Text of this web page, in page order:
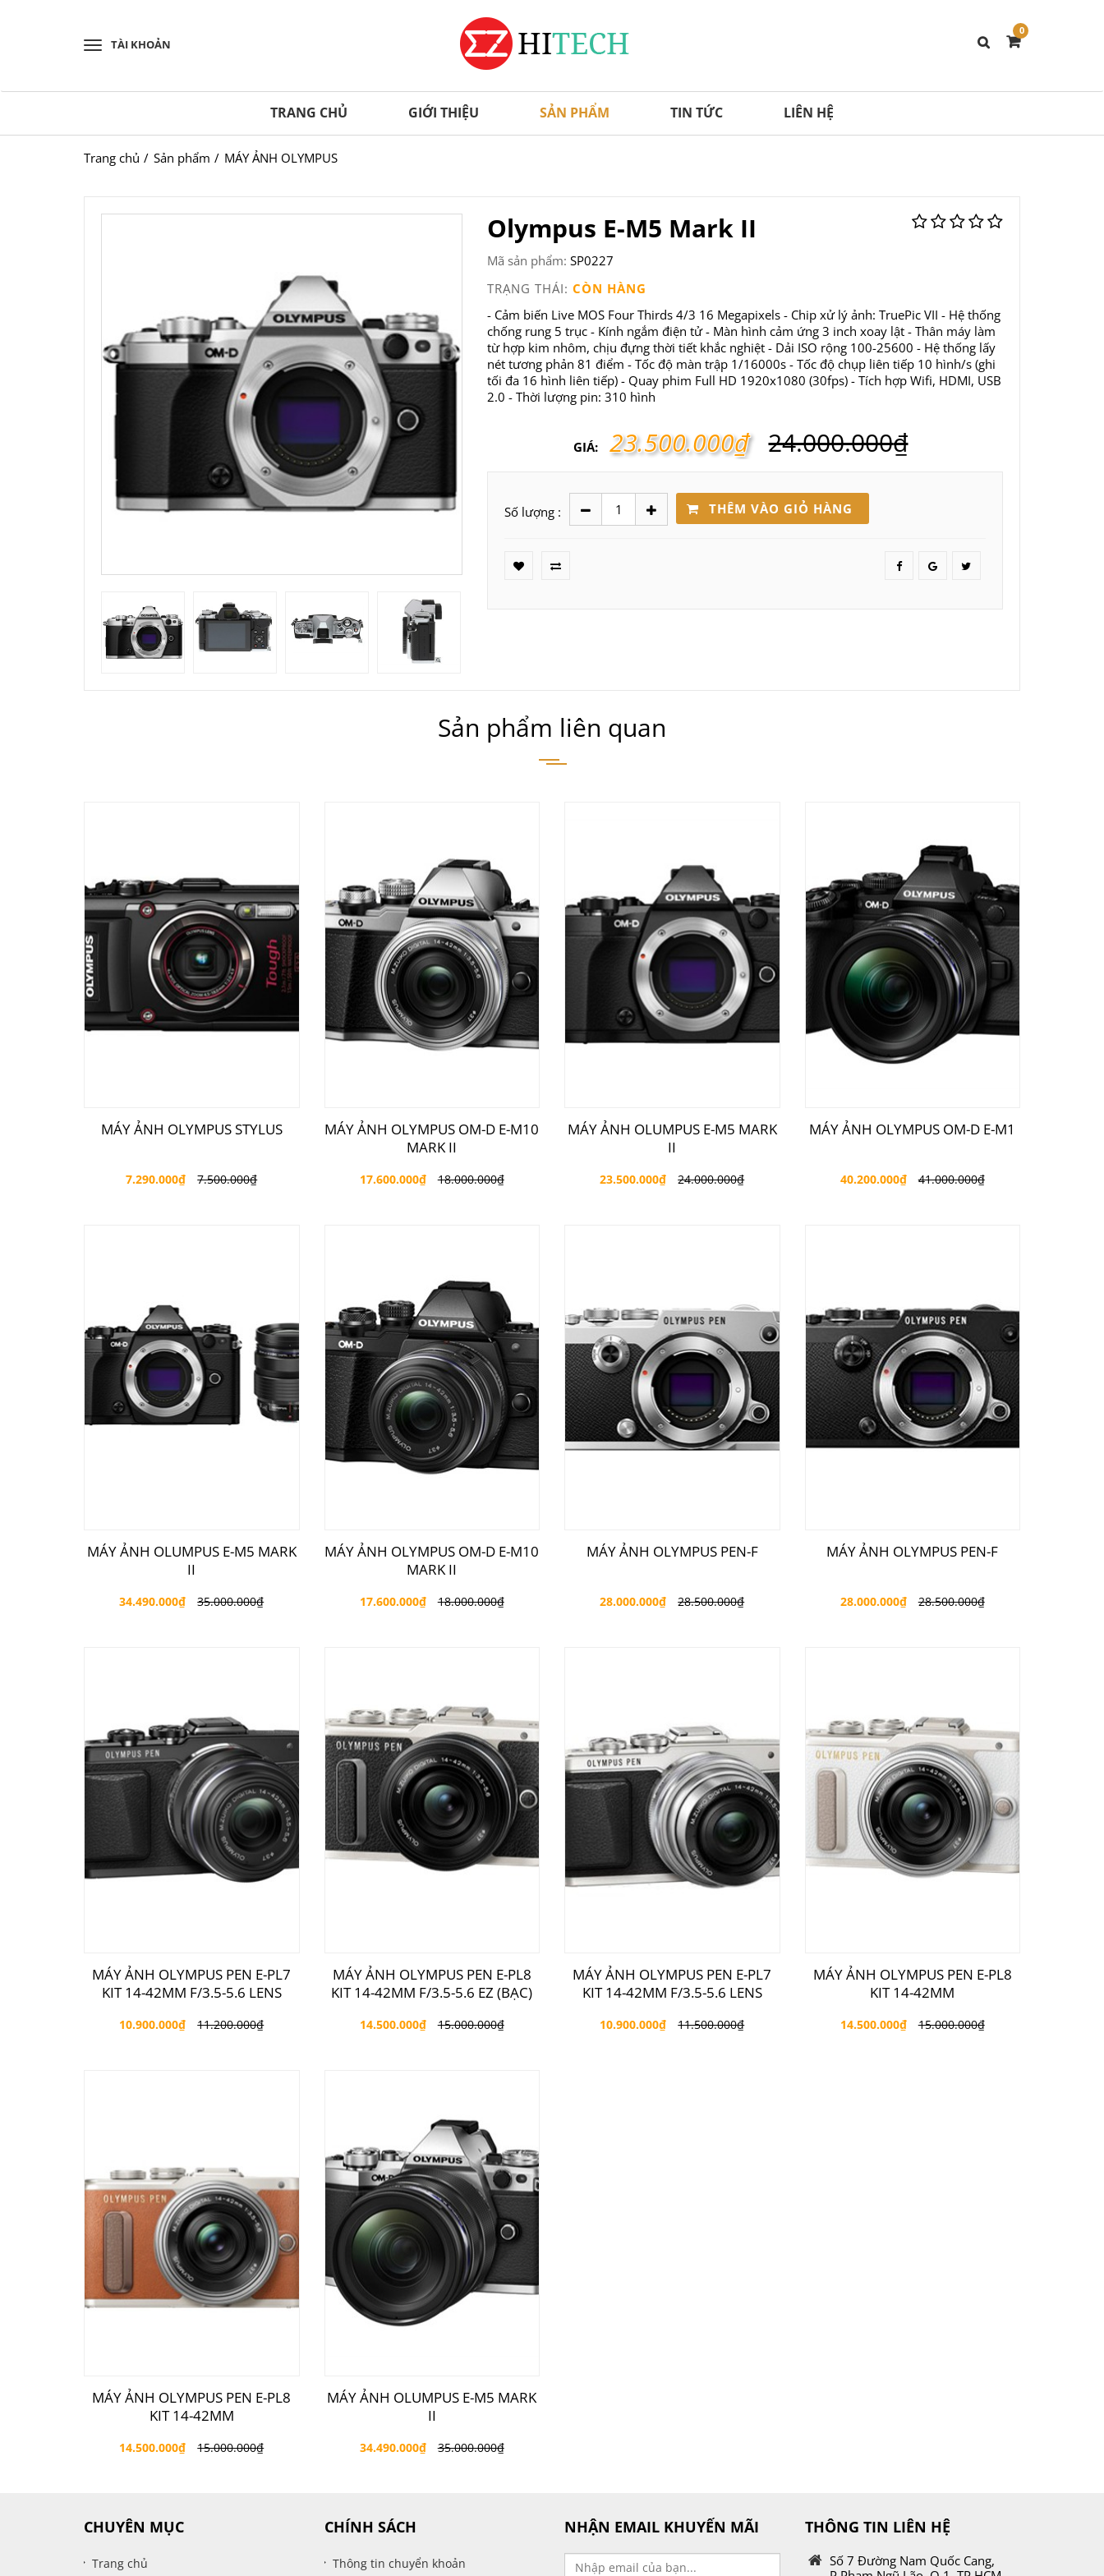
TÀI KHOẢN
0
TRANG CHỦ GIỚI THIỆU SẢN PHẨM TIN TỨC LIÊN HỆ
Trang chủ Sản phẩm MÁY ẢNH OLYMPUS
Olympus E-M5 Mark II
Mã sản phẩm: SP0227
TRẠNG THÁI: CÒN HÀNG
- Cảm biến Live MOS Four Thirds 4/3 16 Megapixels - Chip xử lý ảnh: TruePic VII - Hệ thống
chống rung 5 trục - Kính ngắm điện tử - Màn hình cảm ứng 3 inch xoay lật - Thân máy làm
từ hợp kim nhôm, chịu đựng thời tiết khắc nghiệt - Dải ISO rộng 100-25600 - Hệ thống lấy
nét tương phản 81 điểm - Tốc độ màn trập 1/16000s - Tốc độ chụp liên tiếp 10 hình/s (ghi
tối đa 16 hình liên tiếp) - Quay phim Full HD 1920x1080 (30fps) - Tích hợp Wifi, HDMI, USB
2.0 - Thời lượng pin: 310 hình
GIÁ: 23.500.000₫ 24.000.000₫
Số lượng : THÊM VÀO GIỎ HÀNG
Sản phẩm liên quan
MÁY ẢNH OLYMPUS STYLUS
7.290.000₫ 7.500.000₫
MÁY ẢNH OLYMPUS OM-D E-M10
MARK II
17.600.000₫ 18.000.000₫
MÁY ẢNH OLUMPUS E-M5 MARK
II
23.500.000₫ 24.000.000₫
MÁY ẢNH OLYMPUS OM-D E-M1
40.200.000₫ 41.000.000₫
MÁY ẢNH OLUMPUS E-M5 MARK
II
34.490.000₫ 35.000.000₫
MÁY ẢNH OLYMPUS OM-D E-M10
MARK II
17.600.000₫ 18.000.000₫
MÁY ẢNH OLYMPUS PEN-F
28.000.000₫ 28.500.000₫
MÁY ẢNH OLYMPUS PEN-F
28.000.000₫ 28.500.000₫
MÁY ẢNH OLYMPUS PEN E-PL7
KIT 14-42MM F/3.5-5.6 LENS
10.900.000₫ 11.200.000₫
MÁY ẢNH OLYMPUS PEN E-PL8
KIT 14-42MM F/3.5-5.6 EZ (BẠC)
14.500.000₫ 15.000.000₫
MÁY ẢNH OLYMPUS PEN E-PL7
KIT 14-42MM F/3.5-5.6 LENS
10.900.000₫ 11.500.000₫
MÁY ẢNH OLYMPUS PEN E-PL8
KIT 14-42MM
14.500.000₫ 15.000.000₫
MÁY ẢNH OLYMPUS PEN E-PL8
KIT 14-42MM
14.500.000₫ 15.000.000₫
MÁY ẢNH OLUMPUS E-M5 MARK
II
34.490.000₫ 35.000.000₫
CHUYÊN MỤC
Trang chủ
CHÍNH SÁCH
Thông tin chuyển khoản
NHẬN EMAIL KHUYẾN MÃI THÔNG TIN LIÊN HỆ
Số 7 Đường Nam Quốc Cang,